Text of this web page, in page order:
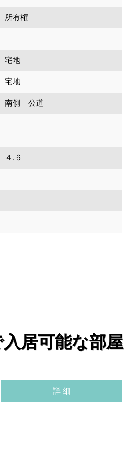
所有権
宅地
宅地
南側 公道
４.６
入居可能な部屋
詳 細